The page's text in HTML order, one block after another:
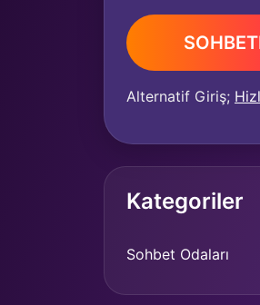
Alternatif Giriş;
Kategoriler
Sohbet Odaları